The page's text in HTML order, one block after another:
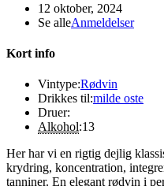
12 oktober, 2024
Se alleAnmeldelser
Kort info
Vintype:Rødvin
Drikkes til:milde oste
Druer:
Alkohol:13
Her har vi en rigtig dejlig
krydring, koncentration,
tanniner. En elegant rødvin i